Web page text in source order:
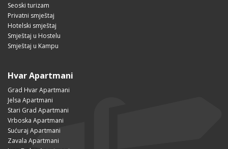
Seoski turizam
Privatni smještaj
Hotelski smještaj
Smještaj u Hostelu
Smještaj u Kampu
Hvar Apartmani
Grad Hvar Apartmani
Jelsa Apartmani
Stari Grad Apartmani
Vrboska Apartmani
Sućuraj Apartmani
Zavala Apartmani